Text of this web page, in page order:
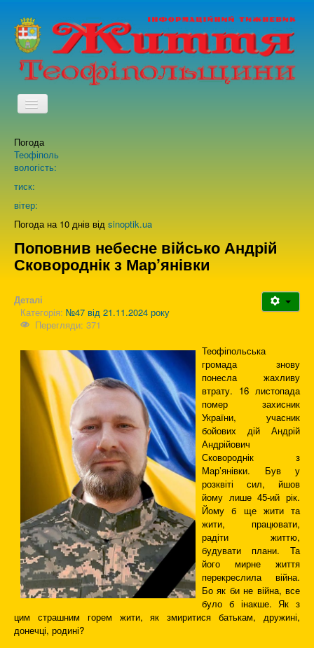
TPL_PROTOSTAR_TOGGLE_MENU
Про нас
Зворотній зв'язок
Погода
Теофіполь
вологість:
тиск:
вітер:
Погода на 10 днів від sinoptik.ua
Поповнив небесне військо Андрій
Сковороднік з Мар’янівки
Деталі
Категорія: №47 від 21.11.2024 року
Перегляди: 371
Теофіпольська
громада знову
понесла жахливу
втрату. 16 листопада
помер захисник
України, учасник
бойових дій Андрій
Андрійович
Сковороднік з
Мар’янівки. Був у
розквіті сил, йшов
йому лише 45-ий рік.
Йому б ще жити та
жити, працювати,
радіти життю,
будувати плани. Та
його мирне життя
перекреслила війна.
Бо як би не війна, все
було б інакше. Як з
цим страшним горем жити, як змиритися батькам, дружині,
донечці, родині?